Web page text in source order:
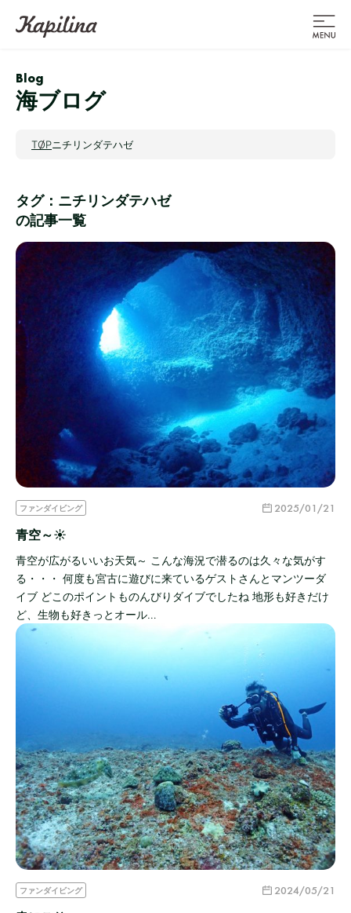
Blog
海ブログ
TOPニチリンダテハゼ
タグ：ニチリンダテハゼ
の記事一覧
ファンダイビング 2025/01/21
青空～☀
青空が広がるいいお天気～ こんな海況で潜るのは久々な気がす
る・・・ 何度も宮古に遊びに来ているゲストさんとマンツーダ
イブ どこのポイントものんびりダイブでしたね 地形も好きだけ
ど、生物も好きっとオール…
ファンダイビング 2024/05/21